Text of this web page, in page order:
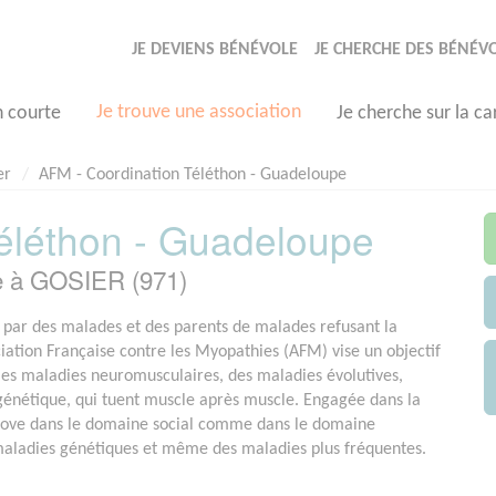
JE DEVIENS BÉNÉVOLE JE CHERCHE DES
courte Je trouve une association Je cherche sur la
AFM - Coordination Téléthon - Guadeloupe
- Guadeloupe
GOSIER (971)
des malades et des parents de malades refusant la
Française contre les Myopathies (AFM) vise un objectif
maladies neuromusculaires, des maladies évolutives,
qui tuent muscle après muscle. Engagée dans la
dans le domaine social comme dans le domaine
génétiques et même des maladies plus fréquentes.